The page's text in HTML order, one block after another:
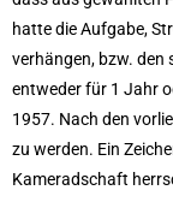
hatte die Aufgabe,
verhängen, bzw. den
entweder für 1 Jahr
1957. Nach den
zu werden. Ein
Kameradschaft